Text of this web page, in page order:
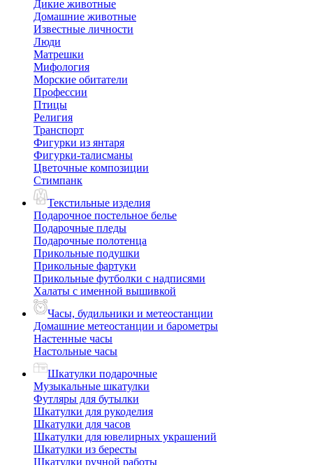
Дикие животные
Домашние животные
Известные личности
Люди
Матрешки
Мифология
Морские обитатели
Профессии
Птицы
Религия
Транспорт
Фигурки из янтаря
Фигурки-талисманы
Цветочные композиции
Стимпанк
Текстильные изделия
Подарочное постельное белье
Подарочные пледы
Подарочные полотенца
Прикольные подушки
Прикольные фартуки
Прикольные футболки с надписями
Халаты с именной вышивкой
Часы, будильники и метеостанции
Домашние метеостанции и барометры
Настенные часы
Настольные часы
Шкатулки подарочные
Музыкальные шкатулки
Футляры для бутылки
Шкатулки для рукоделия
Шкатулки для часов
Шкатулки для ювелирных украшений
Шкатулки из бересты
Шкатулки ручной работы